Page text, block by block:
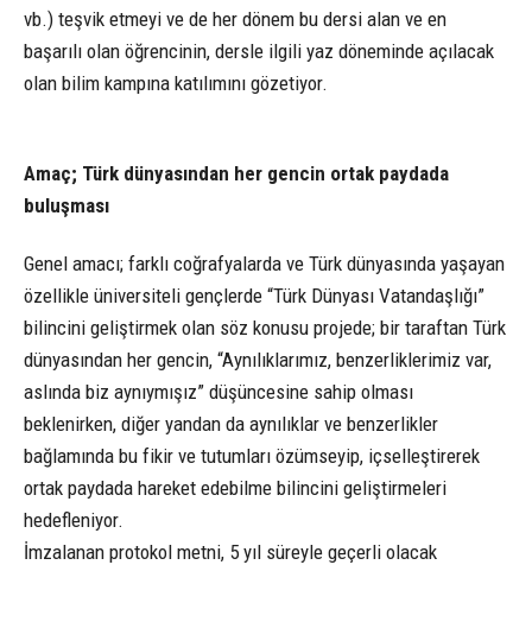
vb.) teşvik etmeyi ve de her dönem bu dersi alan ve en
başarılı olan öğrencinin, dersle ilgili yaz döneminde açılacak
olan bilim kampına katılımını gözetiyor.
Amaç; Türk dünyasından her gencin ortak paydada
buluşması
Genel amacı; farklı coğrafyalarda ve Türk dünyasında yaşayan
özellikle üniversiteli gençlerde “Türk Dünyası Vatandaşlığı”
bilincini geliştirmek olan söz konusu projede; bir taraftan Türk
dünyasından her gencin, “Aynılıklarımız, benzerliklerimiz var,
aslında biz aynıymışız” düşüncesine sahip olması
beklenirken, diğer yandan da aynılıklar ve benzerlikler
bağlamında bu fikir ve tutumları özümseyip, içselleştirerek
ortak paydada hareket edebilme bilincini geliştirmeleri
hedefleniyor.
İmzalanan protokol metni, 5 yıl süreyle geçerli olacak